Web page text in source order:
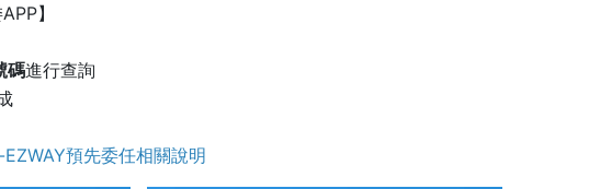
】
碼進行查詢
EZWAY預先委任相關說明